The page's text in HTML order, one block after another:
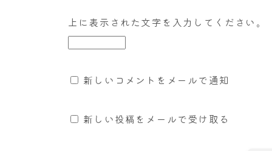
上に表示された文字を入力してください。
新しいコメントをメールで通知
新しい投稿をメールで受け取る